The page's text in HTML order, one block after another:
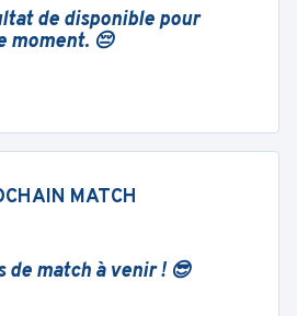
de disponible pour
moment. 😔
MATCH
de match à venir ! 😎